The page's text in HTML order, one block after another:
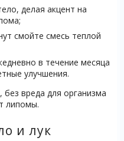
делая акцент на
смойте смесь теплой
в течение месяца
улучшения.
вреда для организма
липомы.
и лук